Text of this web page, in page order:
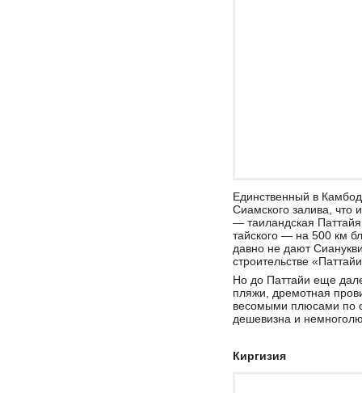
Единственный в
Сиамского залива, что
— таиландская
тайского — на 500 км
давно не дают
строительстве
Но до Паттайи еще
пляжи, дремотная
весомыми плюсами по
дешевизна и
Киргизия